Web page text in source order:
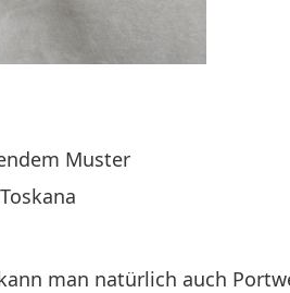
Muster
man natürlich auch